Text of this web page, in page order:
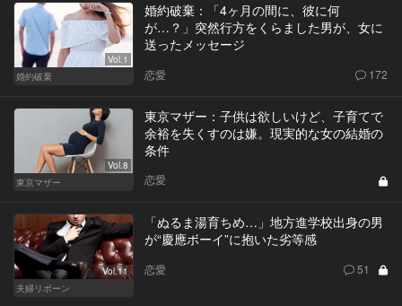
Vol.1
婚約破棄
婚約破棄：「4ヶ月の間に、彼に何
が…？」突然行方をくらました男が、女に
送ったメッセージ
恋愛 172
Vol.8
東京マザー
東京マザー：子供は欲しいけど、子育てで
余裕を失くすのは嫌。現実的な女の結婚の
条件
恋愛
Vol.11
夫婦リボーン
「ぬるま湯育ちめ…」地方進学校出身の男
が“慶應ボーイ”に抱いた劣等感
恋愛 51